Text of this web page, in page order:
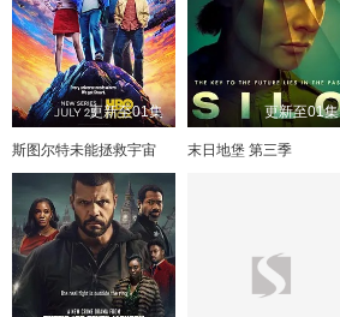
更新至01集
斯图尔特未能拯救宇宙
更新至01集
末日地堡 第三季